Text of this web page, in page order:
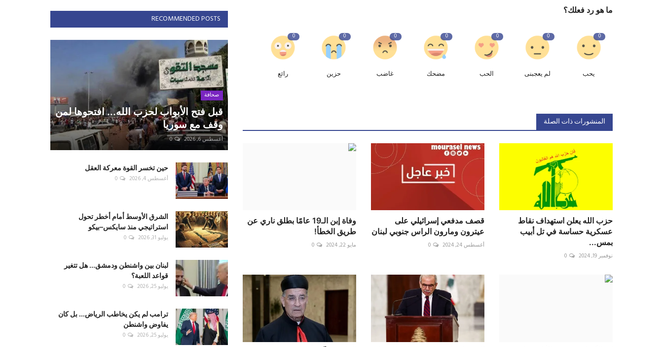
ما هو رد فعلك؟
0
يحب
0
لم يعجبنى
0
الحب
0
مضحك
0
غاضب
0
حزين
0
رائع
المنشورات ذات الصلة
‏حزب الله يعلن استهداف نقاط
عسكرية حساسة في تل أبيب
بمس...
نوفمبر 19, 2024 0
قصف مدفعي إسرائيلي على
عيترون ومارون الراس جنوبي لبنان
أغسطس 24, 2024 0
وفاة إبن الـ19 عامًا بطلق ناري عن
طريق الخطأ!
مايو 22, 2024 0
RECOMMENDED POSTS
صحافة
قبل فتح الأبواب لحزب الله... افتحوها لمن
وقف مع سوريا
أغسطس 6, 2026 0
حين تخسر القوة معركة العقل
أغسطس 4, 2026 0
الشرق الأوسط أمام أخطر تحول
استراتيجي منذ سايكس–بيكو
يوليو 31, 2026 0
لبنان بين واشنطن ودمشق... هل تتغير
قواعد اللعبة؟
يوليو 25, 2026 0
ترامب لم يكن يخاطب الرياض... بل كان
يفاوض واشنطن
يوليو 25, 2026 0